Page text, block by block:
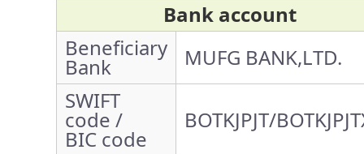
Bank account
Beneficiary
Bank
MUFG BANK,LTD.
SWIFT
code /
BIC code
BOTKJPJT/